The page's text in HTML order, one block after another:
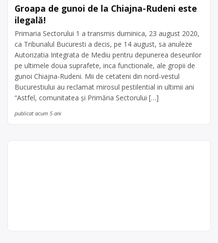
Groapa de gunoi de la Chiajna-Rudeni este
ilegală!
Primaria Sectorului 1 a transmis duminica, 23 august 2020,
ca Tribunalul Bucuresti a decis, pe 14 august, sa anuleze
Autorizatia Integrata de Mediu pentru depunerea deseurilor
pe ultimele doua suprafete, inca functionale, ale gropii de
gunoi Chiajna-Rudeni. Mii de cetateni din nord-vestul
Bucurestiului au reclamat mirosul pestilential in ultimii ani
“Astfel, comunitatea şi Primăria Sectorului […]
publicat acum 5 ani